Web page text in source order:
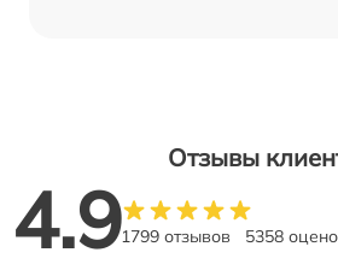
Отзывы
4.91799 отзывов 5358